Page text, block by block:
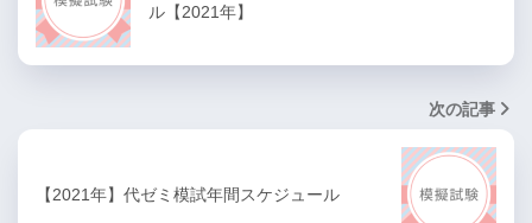
ル【2021年】
次の記事
【2021年】代ゼミ模試年間スケジュール